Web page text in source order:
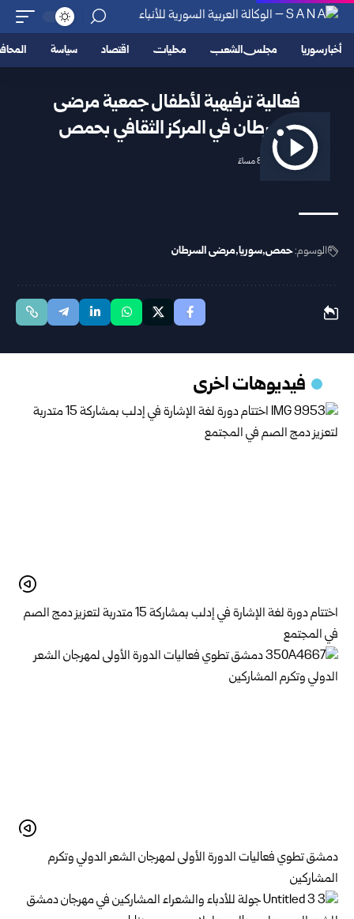
أخبار سوريا مجلس الشعب محليات اقتصاد سياسة
فعالية ترفيهية لأطفال جمعية مرضى
السرطان في المركز الثقافي بحمص
2025/10/22 8:33 مساءً
الوسوم:حمص سوريا مرضى السرطان
فيديوهات اخرى
اختتام دورة لغة الإشارة في إدلب بمشاركة 15 متدربة لتعزيز دمج الصم
في المجتمع
دمشق تطوي فعاليات الدورة الأولى لمهرجان الشعر الدولي وتكرم
المشاركين